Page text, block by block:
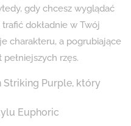
gdy chcesz wyglądać
dokładnie w Twój
charakteru, a pogrubiające
rzęs.
Purple, który
Euphoric